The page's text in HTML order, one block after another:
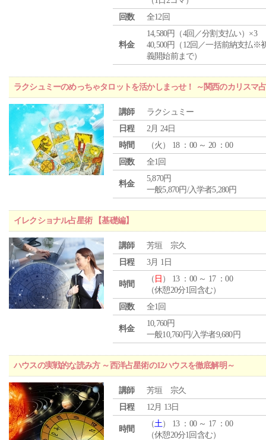
回数
全12回
料金
14,580円（4回／分割支払い）×3
40,500円（12回／一括前納支払※
義開始前まで）
ラクシュミーのめっちゃタロットを活かしまっせ！ ～関西のカリスマ
講師
ラクシュミー
日程
2月 24日
時間
（火 ） 18 ：00 ～ 20 ：00
回数
全1回
料金
5,870円
一般5,870円/入学者5,280円
イレクショナル占星術 【基礎編】
講師
芳垣 宗久
日程
3月 1日
時間
（ 日 ） 13 ：00 ～ 17 ：00
（休憩20分1回含む）
回数
全1回
料金
10,760円
一般10,760円/入学者9,680円
ハウスの実戦的な読み方 ～西洋占星術の12ハウスを徹底解明～
講師
芳垣 宗久
日程
12月 13日
時間
（土） 13 ：00 ～ 17 ：00
（休憩20分1回含む）